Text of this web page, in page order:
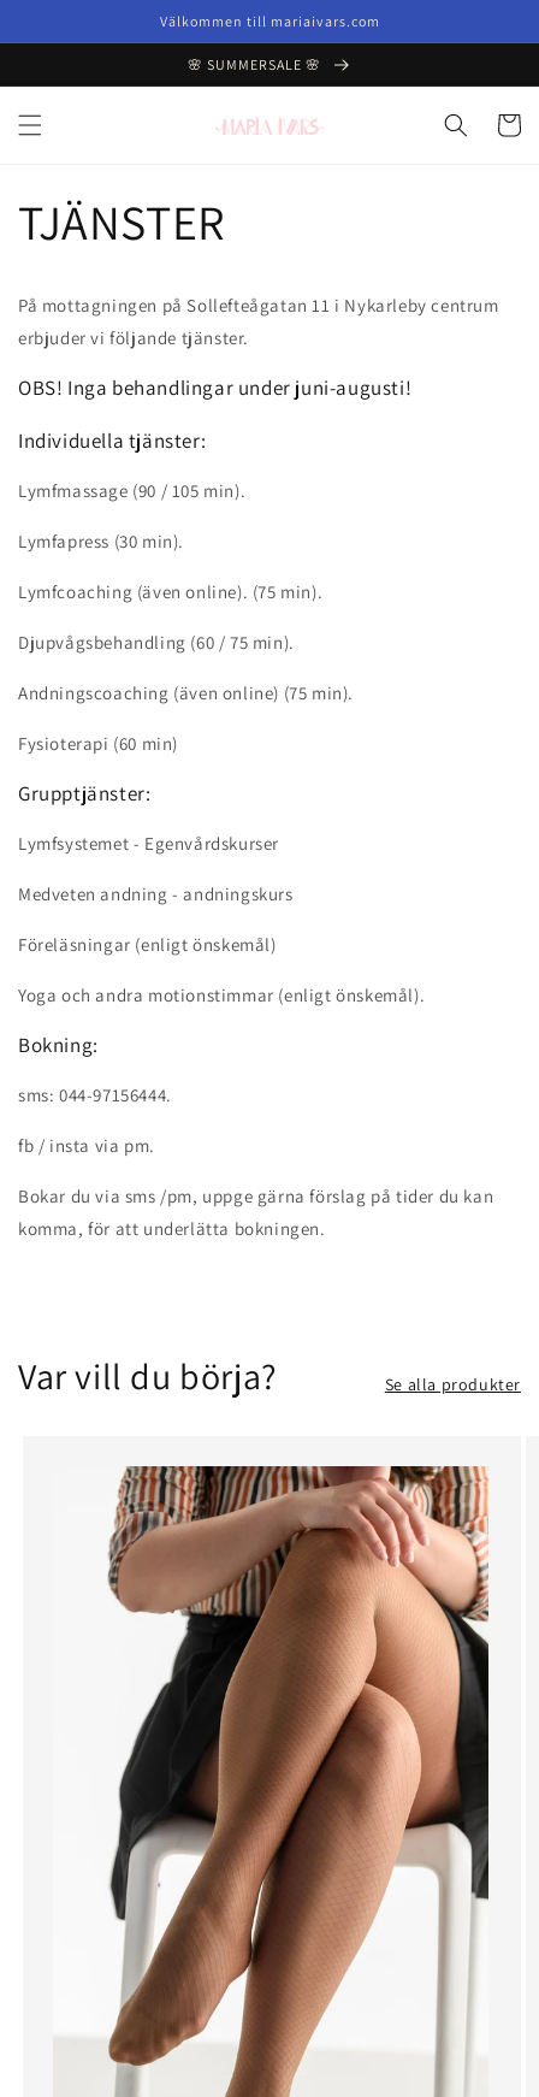
Välkommen till mariaivars.com
🌸 SUMMERSALE 🌸
TJÄNSTER
På mottagningen på Sollefteågatan 11 i Nykarleby centrum
erbjuder vi följande tjänster.
OBS! Inga behandlingar under juni-augusti!
Individuella tjänster:
Lymfmassage (90 / 105 min).
Lymfapress (30 min).
Lymfcoaching (även online). (75 min).
Djupvågsbehandling (60 / 75 min).
Andningscoaching (även online) (75 min).
Fysioterapi (60 min)
Grupptjänster:
Lymfsystemet - Egenvårdskurser
Medveten andning - andningskurs
Föreläsningar (enligt önskemål)
Yoga och andra motionstimmar (enligt önskemål).
Bokning:
sms: 044-97156444.
fb / insta via pm.
Bokar du via sms /pm, uppge gärna förslag på tider du kan
komma, för att underlätta bokningen.
Var vill du börja? Se alla produkter